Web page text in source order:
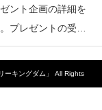
ント企画の詳細を
プレゼントの受…
ーキングダム」 All Rights